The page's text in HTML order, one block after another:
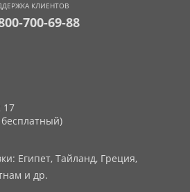
КЛИЕНТОВ
700-69-88
17
Египет, Тайланд, Греция,
и др.